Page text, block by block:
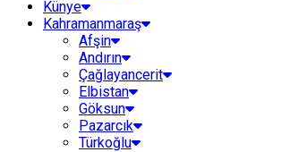
Künye
Kahramanmaraş
Afşin
Andırın
Çağlayancerit
Elbistan
Göksun
Pazarcık
Türkoğlu